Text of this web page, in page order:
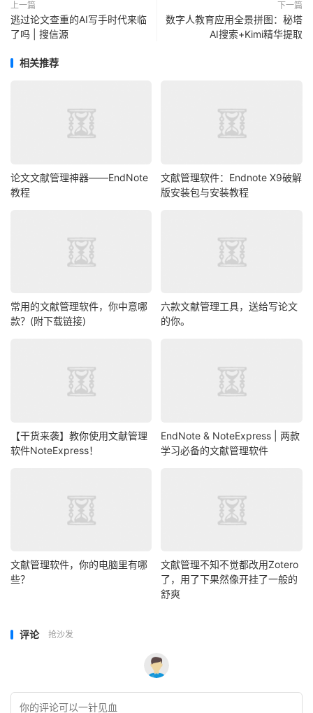
上一篇
逃过论文查重的AI写手时代来临
了吗 | 搜信源
下一篇
数字人教育应用全景拼图：秘塔
AI搜索+Kimi精华提取
相关推荐
论文文献管理神器——EndNote
教程
文献管理软件：Endnote X9破解
版安装包与安装教程
常用的文献管理软件，你中意哪
款？(附下载链接)
六款文献管理工具，送给写论文
的你。
【干货来袭】教你使用文献管理
软件NoteExpress！
EndNote & NoteExpress | 两款
学习必备的文献管理软件
文献管理软件，你的电脑里有哪
些？
文献管理不知不觉都改用Zotero
了，用了下果然像开挂了一般的
舒爽
评论 抢沙发